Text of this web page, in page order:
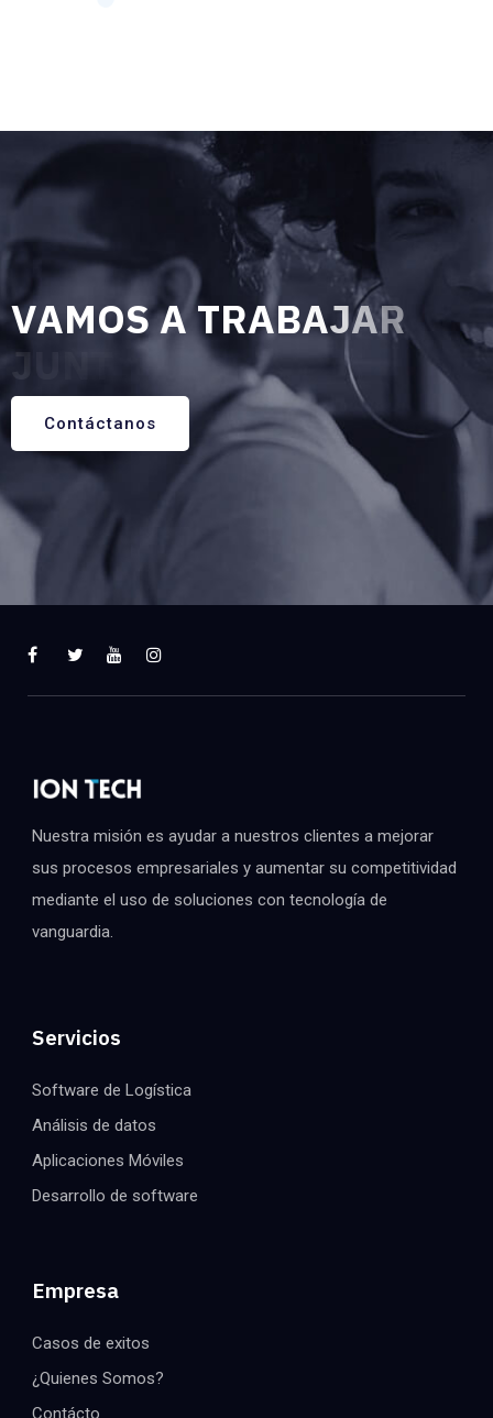
VAMOSA TRABAJAR
J
NT OS
Contáctanos
Nuestra misión es ayudar a nuestros clientes a mejorar
sus procesos empresariales y aumentar su competitividad
mediante el uso de soluciones con tecnología de
vanguardia.
Servicios
Software de Logística
Análisis de datos
Aplicaciones Móviles
Desarrollo de software
Empresa
Casos de exitos
¿Quienes Somos?